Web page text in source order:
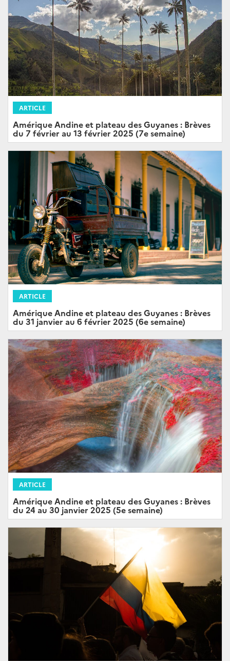
ARTICLE
Amérique Andine et plateau des Guyanes : Brèves
du 7 février au 13 février 2025 (7e semaine)
ARTICLE
Amérique Andine et plateau des Guyanes : Brèves
du 31 janvier au 6 février 2025 (6e semaine)
ARTICLE
Amérique Andine et plateau des Guyanes : Brèves
du 24 au 30 janvier 2025 (5e semaine)